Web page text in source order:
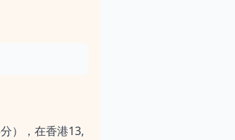
），在香港13,